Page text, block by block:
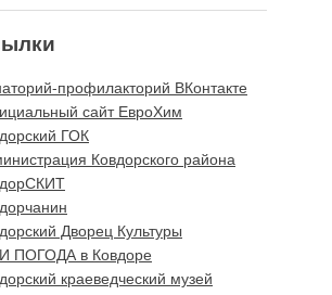
профилакторий ВКонтакте
сайт ЕвроХим
ГОК
Ковдорского района
Дворец Культуры
ПОГОДА в Ковдоре
краеведческий музей